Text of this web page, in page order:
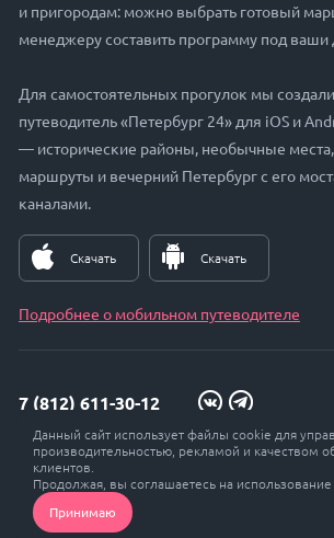
и пригородам: можно выбрать готовый
менеджеру составить программу под ваши
Для самостоятельных прогулок мы
путеводитель «Петербург 24» для iOS и
— исторические районы, необычные места,
маршруты и вечерний Петербург с его
каналами.
Скачать Скачать
Подробнее о мобильном путеводителе
7 (812) 611-30-12
zakaz@petersburg24.ru
© Петербург 24, 2017 - 2026
Данный сайт использует файлы cookie для
производительностью, рекламой и качеством
клиентов.
Продолжая, вы соглашаетесь на
Принимаю